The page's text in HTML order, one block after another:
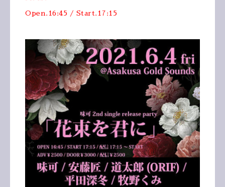
Open.16:45 / Start.17:15